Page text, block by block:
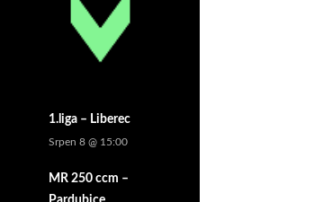
1.liga – Liberec
Srpen 8 @ 15:00
MR 250 ccm –